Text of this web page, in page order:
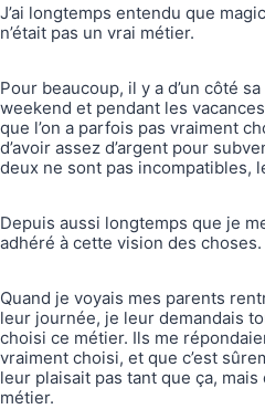
J’ai longtemps entendu que
n’était pas un vrai métier.
Pour beaucoup, il y a d’un côté
weekend et pendant les
que l’on a parfois pas vraiment
d’avoir assez d’argent pour
deux ne sont pas incompatibles,
Depuis aussi longtemps que je
adhéré à cette vision des choses.
Quand je voyais mes parents
leur journée, je leur demandais
choisi ce métier. Ils me
vraiment choisi, et que c’est
leur plaisait pas tant que ça, mais
métier.